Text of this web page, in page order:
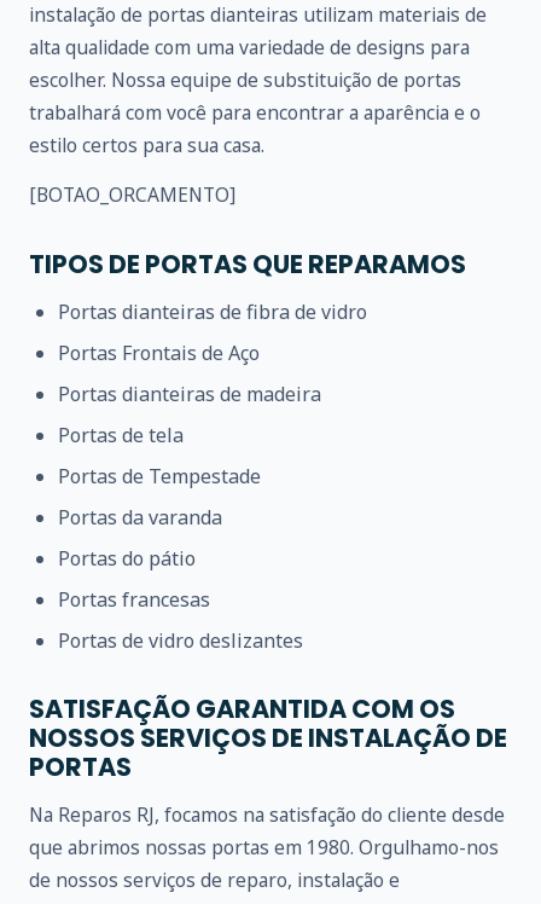
instalação de portas dianteiras utilizam materiais de
alta qualidade com uma variedade de designs para
escolher. Nossa equipe de substituição de portas
trabalhará com você para encontrar a aparência e o
estilo certos para sua casa.
[BOTAO_ORCAMENTO]
TIPOS DE PORTAS QUE REPARAMOS
Portas dianteiras de fibra de vidro
Portas Frontais de Aço
Portas dianteiras de madeira
Portas de tela
Portas de Tempestade
Portas da varanda
Portas do pátio
Portas francesas
Portas de vidro deslizantes
SATISFAÇÃO GARANTIDA COM OS
NOSSOS SERVIÇOS DE INSTALAÇÃO DE
PORTAS
Na Reparos RJ, focamos na satisfação do cliente desde
que abrimos nossas portas em 1980. Orgulhamo-nos
de nossos serviços de reparo, instalação e